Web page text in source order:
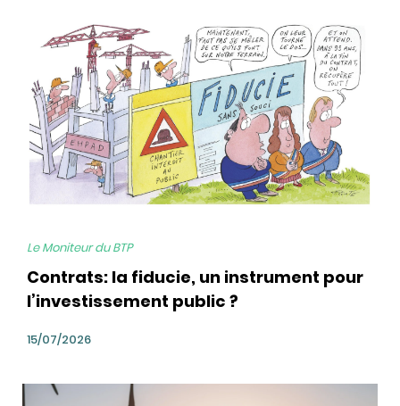
Le Moniteur du BTP
Contrats: la fiducie, un instrument pour
l’investissement public ?
15/07/2026
bg